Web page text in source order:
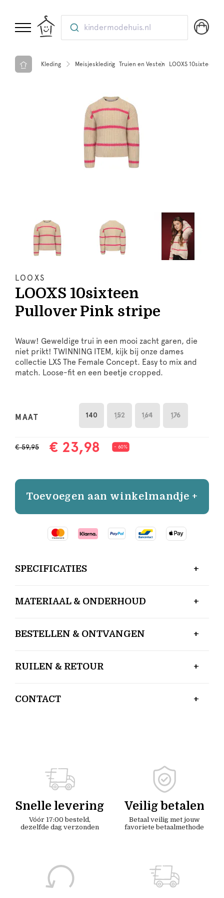
kindermodehuis.nl
Kleding Meisjeskleding Truien en Vesten LOOXS 10sixteen
LOOXS
LOOXS 10sixteen
Pullover Pink stripe
Wauw! Geweldige trui in een mooi zacht garen, die
niet prikt! TWINNING ITEM, kijk bij onze dames
collectie LXS The Female Concept. Easy to mix and
match. Loose-fit en een beetje cropped.
MAAT 140 152 164 176
€ 59,95 € 23,98 - 60%
Toevoegen aan winkelmandje +
SPECIFICATIES
MATERIAAL & ONDERHOUD
BESTELLEN & ONTVANGEN
RUILEN & RETOUR
CONTACT
Snelle levering
Vóór 17:00 besteld,
dezelfde dag verzonden
Veilig betalen
Betaal veilig met jouw
favoriete betaalmethode